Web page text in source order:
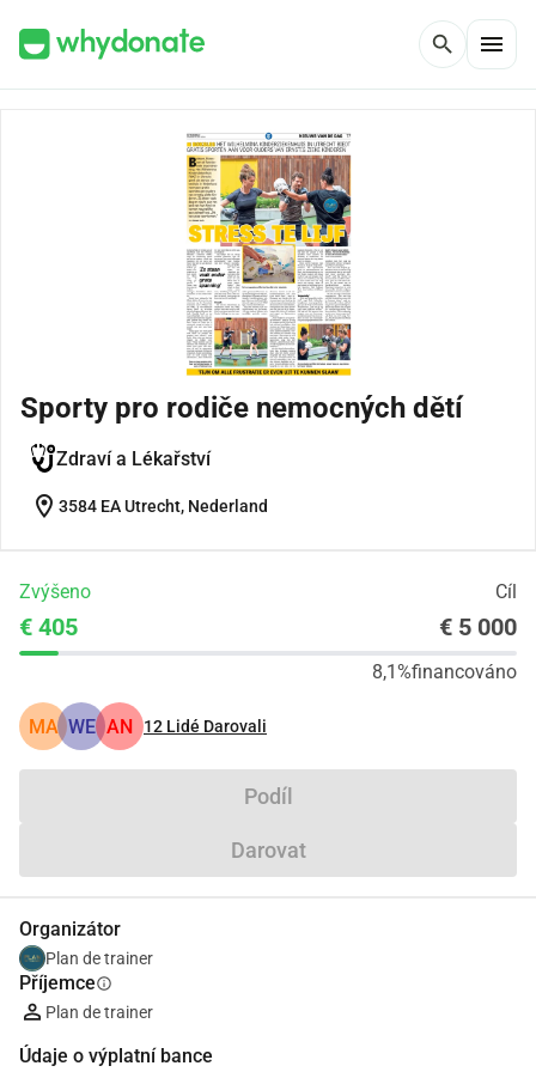
search menu
Sporty pro rodiče nemocných dětí
Zdraví a Lékařství
location_on 3584 EA Utrecht, Nederland
Zvýšeno Cíl
€ 405 € 5 000
8,1%financováno
MA WE AN 12 Lidé Darovali
Podíl
Darovat
Organizátor
Plan de trainer
Příjemceinfo
Plan de trainer
Údaje o výplatní bance